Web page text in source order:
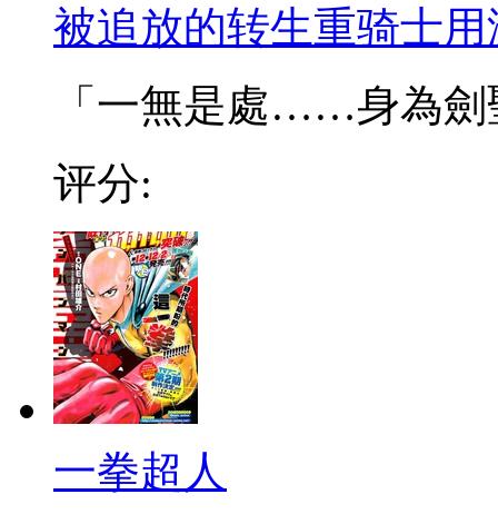
被追放的转生重骑士
「一無是處……身為劍
评分:
一拳超人